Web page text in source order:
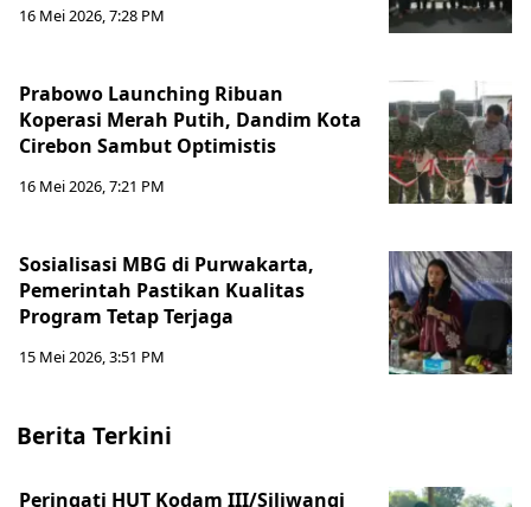
16 Mei 2026, 7:28 PM
Prabowo Launching Ribuan
Koperasi Merah Putih, Dandim Kota
Cirebon Sambut Optimistis
16 Mei 2026, 7:21 PM
Sosialisasi MBG di Purwakarta,
Pemerintah Pastikan Kualitas
Program Tetap Terjaga
15 Mei 2026, 3:51 PM
Berita Terkini
Peringati HUT Kodam III/Siliwangi